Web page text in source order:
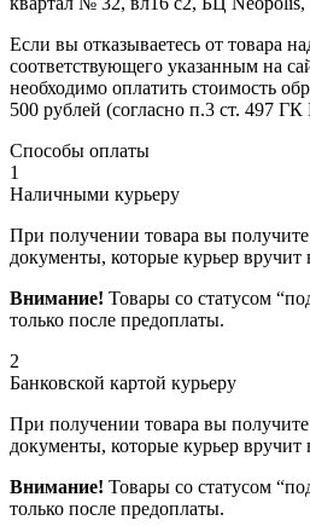
Если вы отказываетесь от товара
соответствующего указанным на
необходимо оплатить стоимость
500 рублей (согласно п.3 ст. 497
Способы оплаты
1
Наличными курьеру
При получении товара вы
документы, которые курьер вручит
Внимание! Товары со статусом
только после предоплаты.
2
Банковской картой курьеру
При получении товара вы
документы, которые курьер вручит
Внимание! Товары со статусом
только после предоплаты.